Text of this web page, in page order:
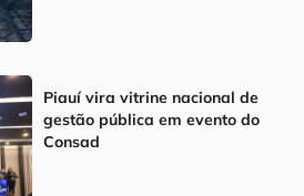
Piauí vira vitrine nacional de
gestão pública em evento do
Consad